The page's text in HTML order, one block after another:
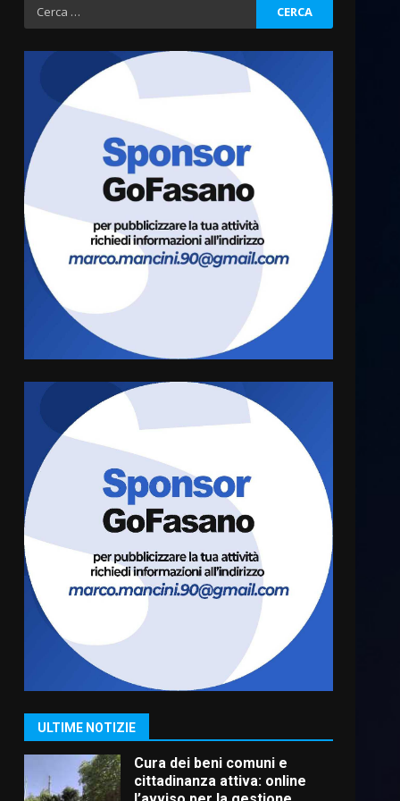
Ricerca
per:
ULTIME NOTIZIE
La magia del Minareto e la
prima assoluta de “L’Albergo
Belvedere. Il rapimento”
6 Agosto 2026 06:15
4
Serie D, l’Us Fasano è
escluso dal campionato
5 Agosto 2026 17:30
5
Truffatori in azione nelle
frazioni fasanesi
scrivono al Prefetto: “Noi
cittadini di serie B”
5 Agosto 2026 06:15
7
A Savelletri torna la Sagra del
Pesce Spada: appuntamento
a sabato 8 agosto
5 Agosto 2026 06:10
1
Grazia Neglia, coordinatrice
cittadina di Fratelli d’Italia,
pronta a tornare in Consiglio
Cura dei beni comuni e
cittadinanza attiva: online